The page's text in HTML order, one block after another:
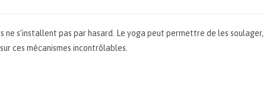
ne s’installent pas par hasard. Le yoga peut permettre de les soulager,
ces mécanismes incontrôlables.